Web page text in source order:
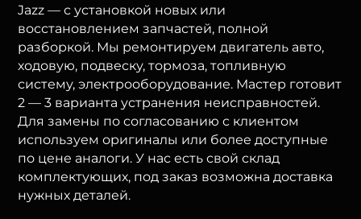
Jazz — с установкой новых или
восстановлением запчастей, полной
разборкой. Мы ремонтируем двигатель авто,
ходовую, подвеску, тормоза, топливную
систему, электрооборудование. Мастер готовит
2 — 3 варианта устранения неисправностей.
Для замены по согласованию с клиентом
используем оригиналы или более доступные
по цене аналоги. У нас есть свой склад
комплектующих, под заказ возможна доставка
нужных деталей.